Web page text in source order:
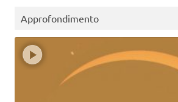
Approfondimento